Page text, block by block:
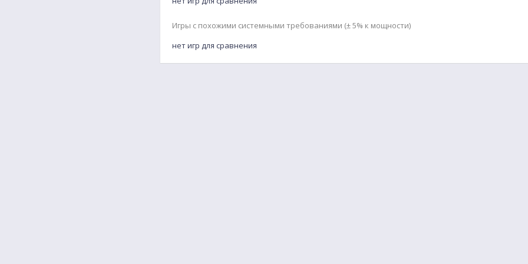
Игры с похожими системными требованиями (± 5% к мощности)
нет игр для сравнения